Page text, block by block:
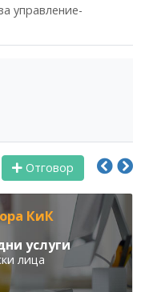
управление-
Отговор
КиК
услуги
лица